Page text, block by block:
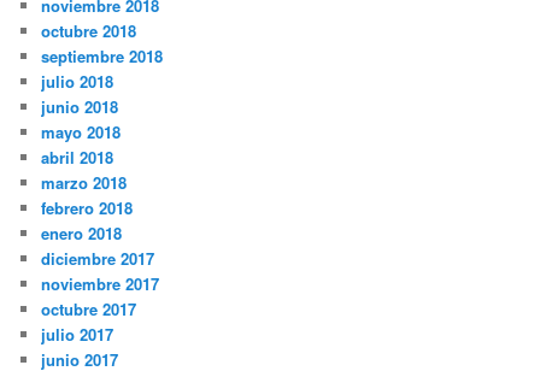
noviembre 2018
octubre 2018
septiembre 2018
julio 2018
junio 2018
mayo 2018
abril 2018
marzo 2018
febrero 2018
enero 2018
diciembre 2017
noviembre 2017
octubre 2017
julio 2017
junio 2017